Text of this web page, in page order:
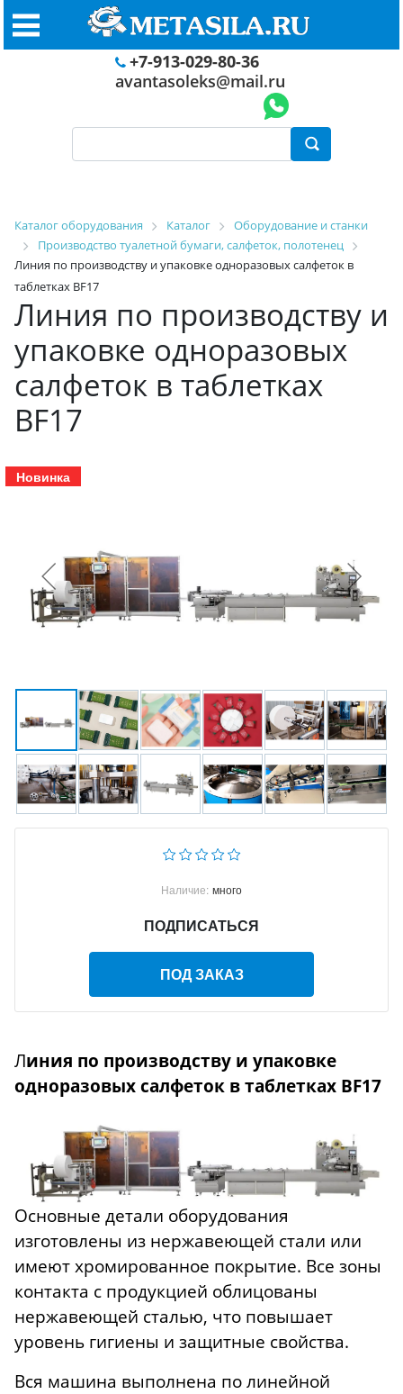
+7-913-029-80-36
avantasoleks@mail.ru
Каталог оборудования Каталог
Оборудование и станки
Производство туалетной бумаги, салфеток, полотенец
Линия по производству и упаковке одноразовых салфеток в
таблетках BF17
Линия по производству и
упаковке одноразовых
салфеток в таблетках
BF17
Новинка
Наличие: много
ПОДПИСАТЬСЯ
ПОД ЗАКАЗ
Линия по производству и упаковке
одноразовых салфеток в таблетках BF17
Основные детали оборудования
изготовлены из нержавеющей стали или
имеют хромированное покрытие. Все зоны
контакта с продукцией облицованы
нержавеющей сталью, что повышает
уровень гигиены и защитные свойства.
Вся машина выполнена по линейной